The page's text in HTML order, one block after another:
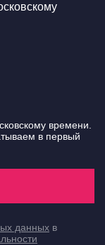
времени.
в первый
данных в